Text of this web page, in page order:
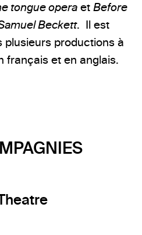
tongue opera et Before
Beckett. Il est
plusieurs productions à
français et en anglais.